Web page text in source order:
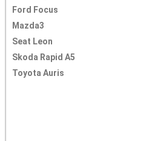
Ford Focus
Mazda3
Seat Leon
Skoda Rapid A5
Toyota Auris